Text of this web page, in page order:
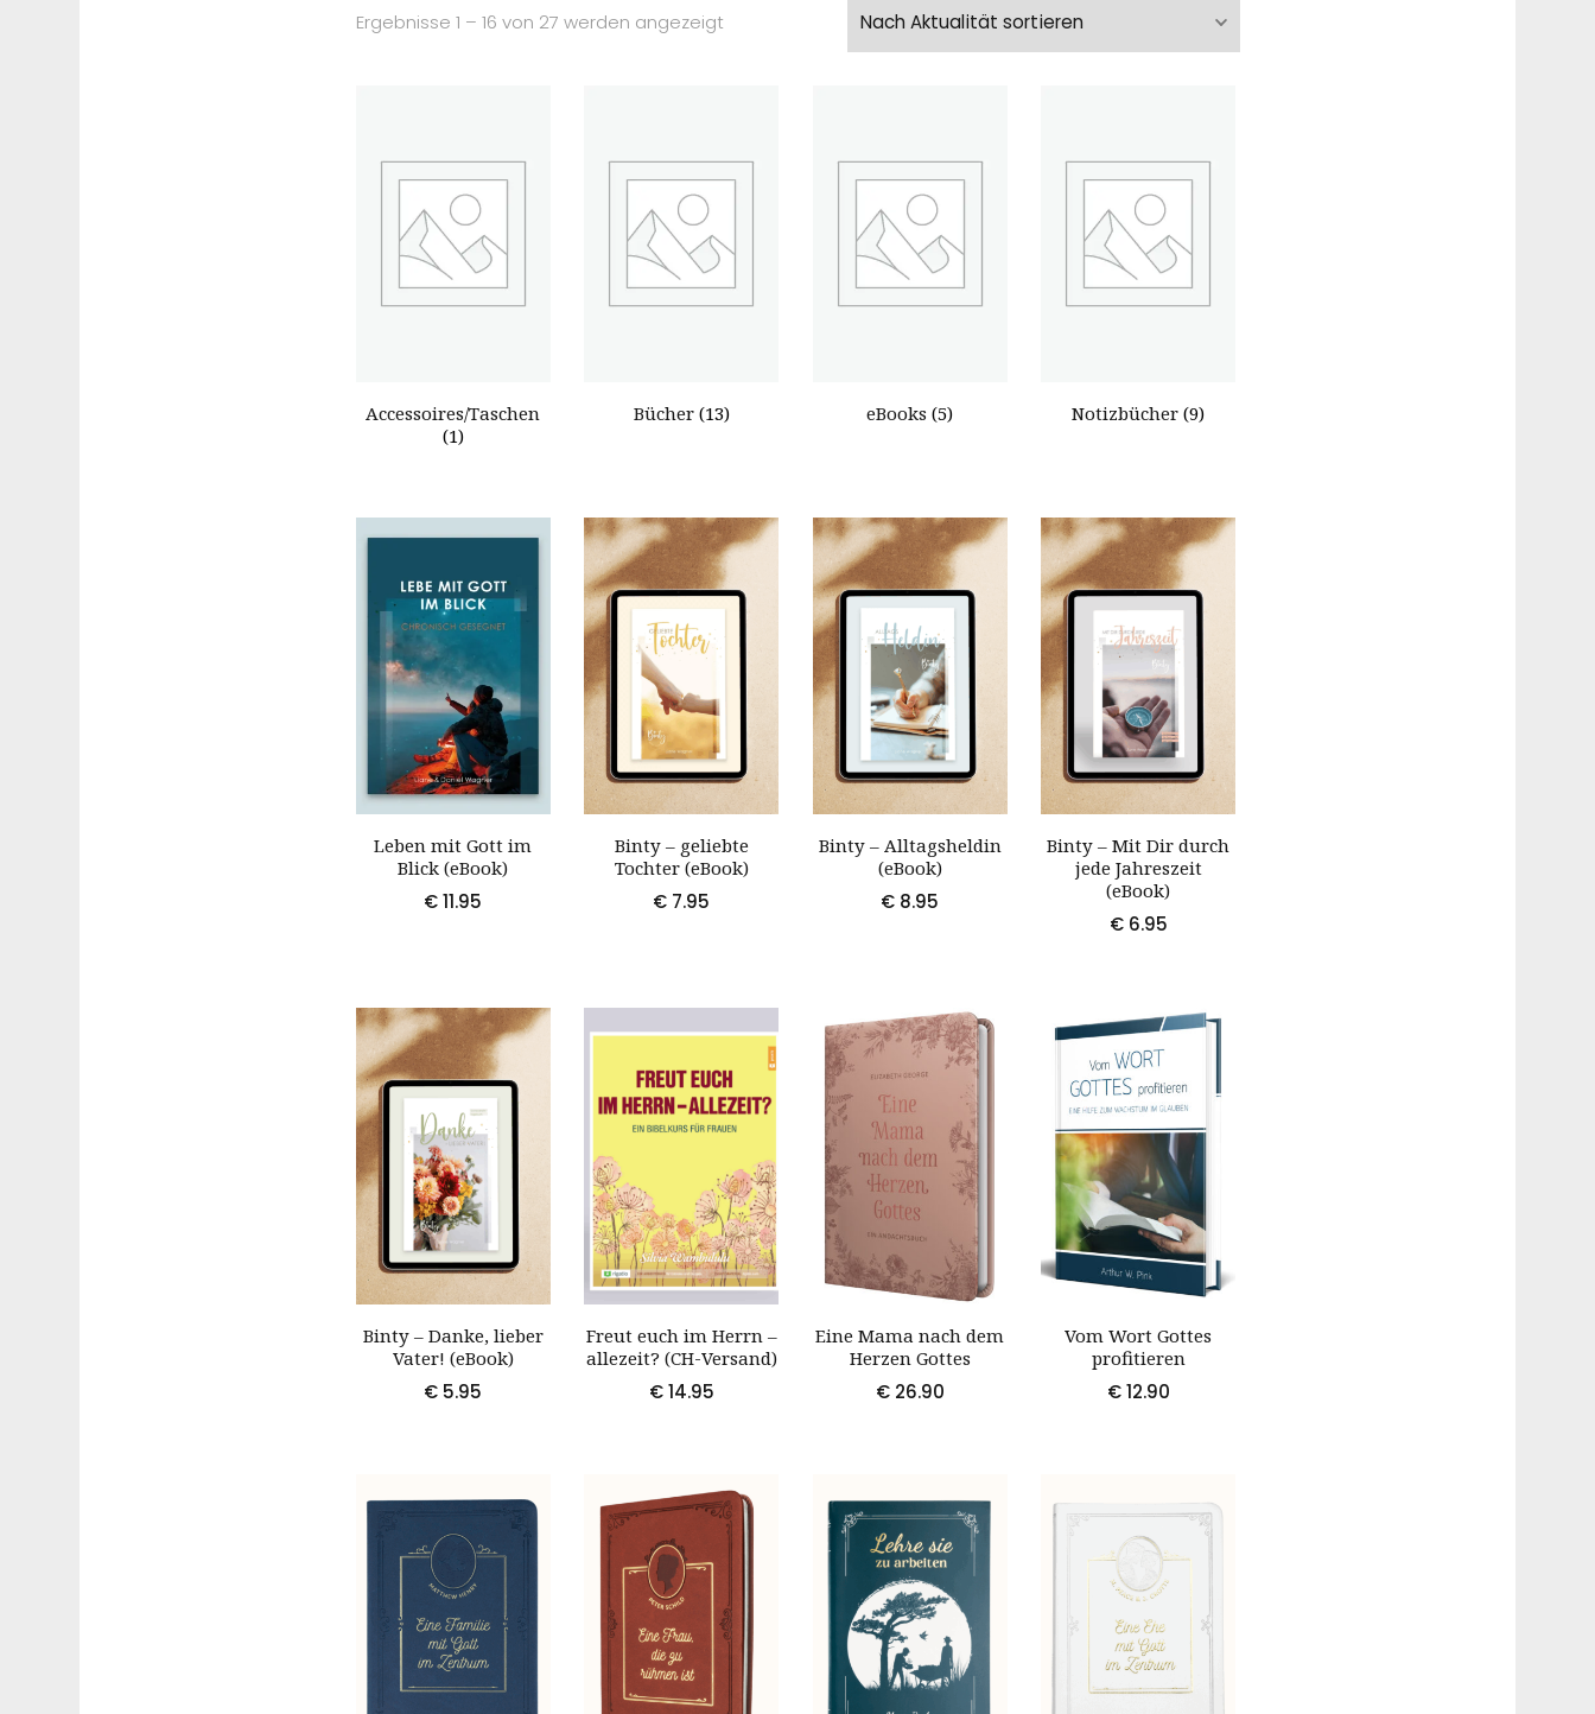
Ergebnisse 1 – 16 von 27 werden angezeigtNach
Accessoires/Taschen
(1)
Bücher (13) eBooks(5) Notizbücher(9)
Leben mit Gott im
Blick (eBook)
€11.95
Binty – geliebte
Tochter (eBook)
€ 7.95
Binty – Alltagsheldin
(eBook)
€ 8.95
Binty – Mit Dir durch
jede Jahreszeit
(eBook)
€6.95
Binty – Danke, lieber
Vater! (eBook)
€ 5.95
Freut euch im Herrn –
allezeit? (CH-Versand)
€14.95
Eine Mama nach dem
Herzen Gottes
€26.90
Vom Wort Gottes
profitieren
€12.90